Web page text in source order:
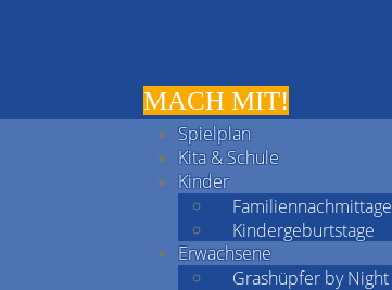
MACH MIT!
Spielplan
Kita & Schule
Kinder
Familiennachmittage
Kindergeburtstage
Erwachsene
Grashüpfer by Night